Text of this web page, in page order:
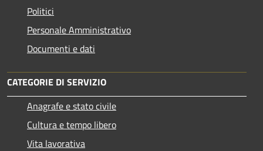
Politici
Personale Amministrativo
Documenti e dati
CATEGORIE DI SERVIZIO
Anagrafe e stato civile
Cultura e tempo libero
Vita lavorativa